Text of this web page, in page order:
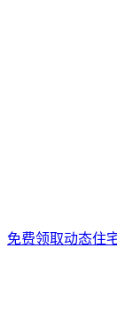
免费领取动态住